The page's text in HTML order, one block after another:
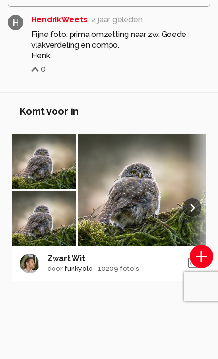
H HendrikWeets 2 jaar geleden
Fijne foto, prima omzetting naar zw. Goede
vlakverdeling en compo.
Henk.
0
Komt voor in
Zwart Wit
door funkyole ·10209 foto's